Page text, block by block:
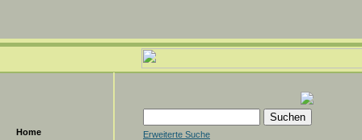
Home
Erweiterte Suche